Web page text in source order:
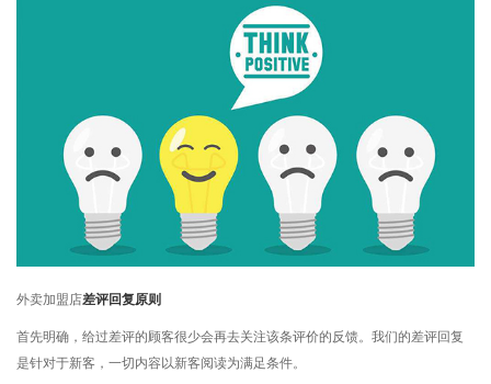
外卖加盟店差评回复原则
首先明确，给过差评的顾客很少会再去关注该条评价的反馈。我们的差评回复
是针对于新客，一切内容以新客阅读为满足条件。